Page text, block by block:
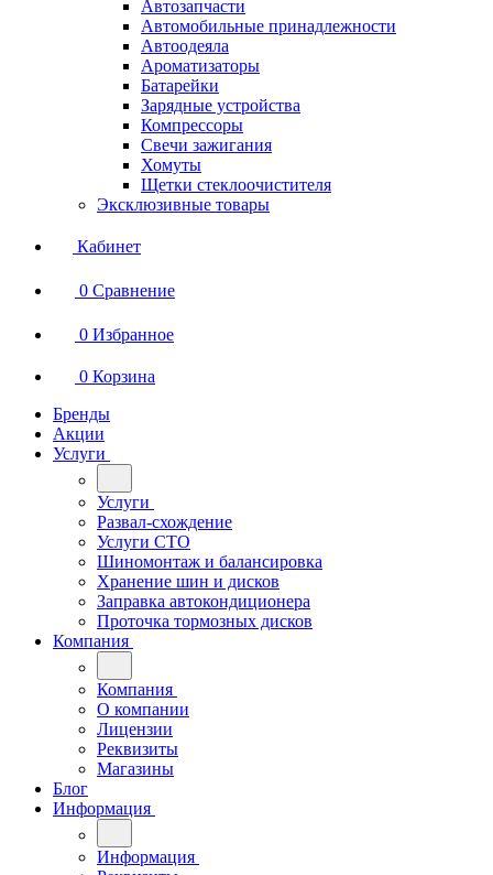
Автозапчасти
Автомобильные принадлежности
Автоодеяла
Ароматизаторы
Батарейки
Зарядные устройства
Компрессоры
Свечи зажигания
Хомуты
Щетки стеклоочистителя
Эксклюзивные товары
Кабинет
0 Сравнение
0 Избранное
0 Корзина
Бренды
Акции
Услуги
Услуги
Развал-схождение
Услуги СТО
Шиномонтаж и балансировка
Хранение шин и дисков
Заправка автокондиционера
Проточка тормозных дисков
Компания
Компания
О компании
Лицензии
Реквизиты
Магазины
Блог
Информация
Информация